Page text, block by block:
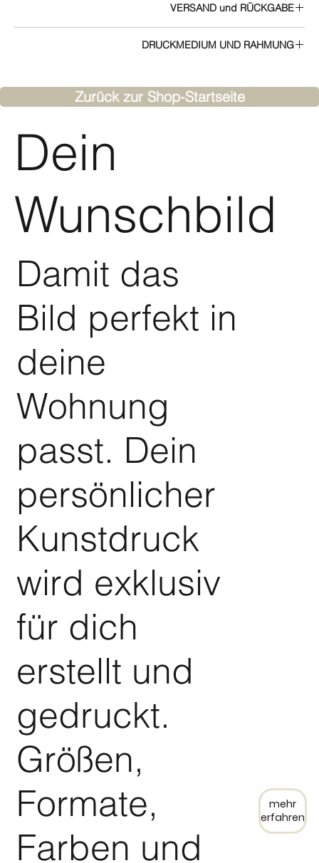
VERSAND und RÜCKGABE
DRUCKMEDIUM UND RAHMUNG
JOKUN berät gerne.
Dein
Wunschbild
Damit das
Bild perfekt in
deine
Wohnung
passt. Dein
persönlicher
Kunstdruck
wird exklusiv
für dich
erstellt und
gedruckt.
Größen,
Formate,
Farben und
mehr
erfahren
Zurück zur Shop-Startseite